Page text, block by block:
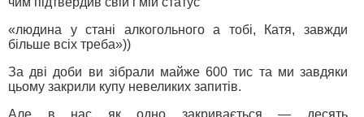
«людина у стані алкогольного а тобі, Катя, завжди
більше всіх треба»))
За дві доби ви зібрали майже 600 тис та ми завдяки
цьому закрили купу невеликих запитів.
Але в нас як одно закривається — десять